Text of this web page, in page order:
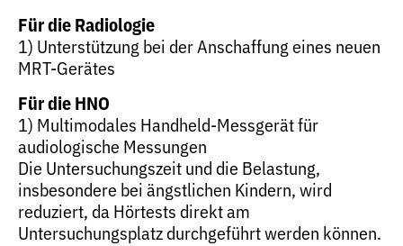
Für die Radiologie
1) Unterstützung bei der Anschaffung eines neuen
MRT-Gerätes
Für die HNO
1) Multimodales Handheld-Messgerät für
audiologische Messungen
Die Untersuchungszeit und die Belastung,
insbesondere bei ängstlichen Kindern, wird
reduziert, da Hörtests direkt am
Untersuchungsplatz durchgeführt werden können.